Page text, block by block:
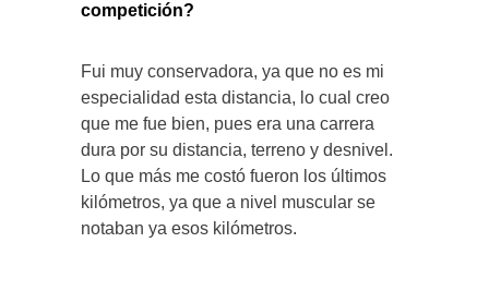
competición?
Fui muy conservadora, ya que no es mi
especialidad esta distancia, lo cual creo
que me fue bien, pues era una carrera
dura por su distancia, terreno y desnivel.
Lo que más me costó fueron los últimos
kilómetros, ya que a nivel muscular se
notaban ya esos kilómetros.